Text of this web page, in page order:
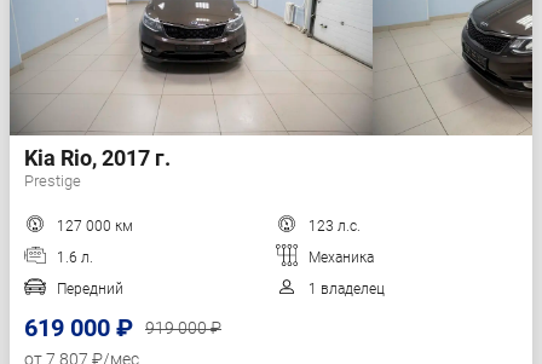
Kia Rio, 2017 г.
Prestige
127 000 км
123 л.с.
1.6 л.
Механика
Передний
1 владелец
619 000 ₽
919 000 ₽
от 7 807 ₽/мес